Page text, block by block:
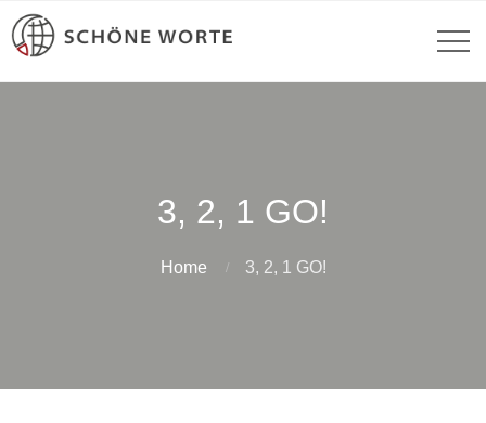
3, 2, 1 GO!
Home 3, 2, 1 GO!